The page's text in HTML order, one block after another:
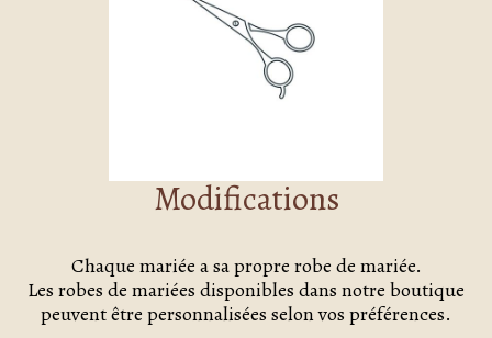
Modifications
Chaque mariée a sa propre robe de mariée.
Les robes de mariées disponibles dans notre boutique
peuvent être personnalisées selon vos préférences.